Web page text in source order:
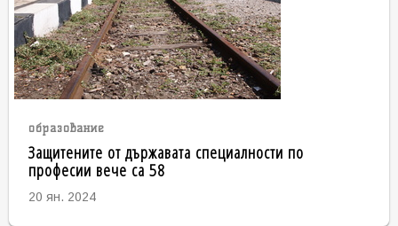
образование
Защитените от държавата специалности по
професии вече са 58
20 ян. 2024